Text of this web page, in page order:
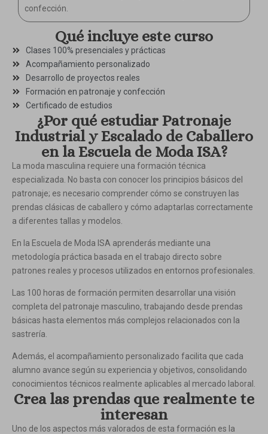
confección.
Qué incluye este curso
Clases 100% presenciales y prácticas
Acompañamiento personalizado
Desarrollo de proyectos reales
Formación en patronaje y confección
Certificado de estudios
¿Por qué estudiar Patronaje
Industrial y Escalado de Caballero
en la Escuela de Moda ISA?
La moda masculina requiere una formación técnica
especializada. No basta con conocer los principios básicos del
patronaje; es necesario comprender cómo se construyen las
prendas clásicas de caballero y cómo adaptarlas correctamente
a diferentes tallas y modelos.
En la Escuela de Moda ISA aprenderás mediante una
metodología práctica basada en el trabajo directo sobre
patrones reales y procesos utilizados en entornos profesionales.
Las 100 horas de formación permiten desarrollar una visión
completa del patronaje masculino, trabajando desde prendas
básicas hasta elementos más complejos relacionados con la
sastrería.
Además, el acompañamiento personalizado facilita que cada
alumno avance según su experiencia y objetivos, consolidando
conocimientos técnicos realmente aplicables al mercado laboral.
Crea las prendas que realmente te
interesan
Uno de los aspectos más valorados de esta formación es la